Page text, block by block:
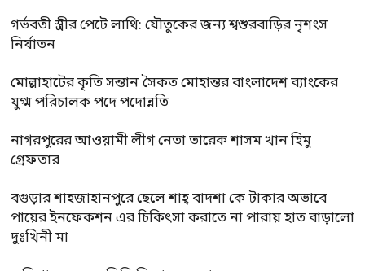
গর্ভবতী স্ত্রীর পেটে লাথি: যৌতুকের জন্য শ্বশুরবাড়ির নৃশংস
নির্যাতন
মোল্লাহাটের কৃতি সন্তান সৈকত মোহান্তর বাংলাদেশ ব্যাংকের
যুগ্ম পরিচালক পদে পদোন্নতি
নাগরপুরের আওয়ামী লীগ নেতা তারেক শাসম খান হিমু
গ্রেফতার
বগুড়ার শাহজাহানপুরে ছেলে শাহ্ বাদশা কে টাকার অভাবে
পায়ের ইনফেকশন এর চিকিৎসা করাতে না পারায় হাত বাড়ালো
দুঃখিনী মা